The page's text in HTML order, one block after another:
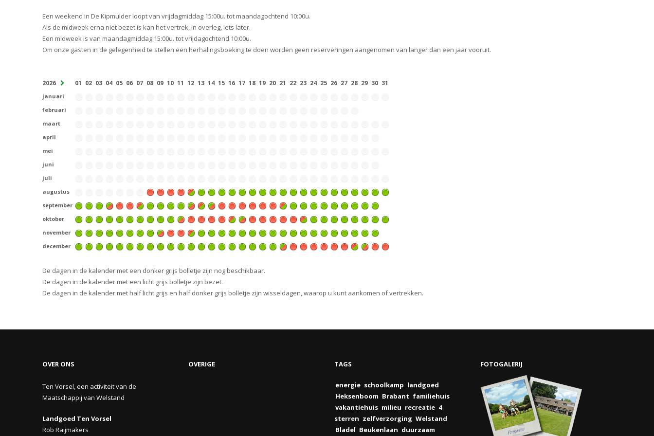
Een weekend in De Kipmulder loopt van vrijdagmiddag 15:00u. tot maandagochtend 10:00u.
Als de midweek erna niet bezet is kan het vertrek, in overleg, iets later.
Een midweek is van maandagmiddag 15:00u. tot vrijdagochtend 10:00u.
Om onze gasten in de gelegenheid te stellen een herhalingsboeking te doen worden geen reserveringen aangenomen van langer dan een jaar vooruit.
2026 01 02 03 04 05 06 07 08 09 10 11 12 13 14 15 16 17 18 19 20 21 22 23 24 25 26 27 28 29 30 31
januari
februari
maart
april
mei
juni
juli
augustus
september
oktober
november
december
De dagen in de kalender met een donker grijs bolletje zijn nog beschikbaar.
De dagen in de kalender met een licht grijs bolletje zijn bezet.
De dagen in de kalender met half licht grijs en half donker grijs bolletje zijn wisseldagen, waarop u kunt aankomen of vertrekken.
OVER ONS
Ten Vorsel, een activiteit van de
Maatschappij van Welstand
Landgoed Ten Vorsel
Rob Raijmakers
OVERIGE TAGS
energie schoolkamp landgoed
Heksenboom Brabant familiehuis
vakantiehuis milieu recreatie 4
sterren zelfverzorging Welstand
Bladel Beukenlaan duurzaam
FOTOGALERIJ